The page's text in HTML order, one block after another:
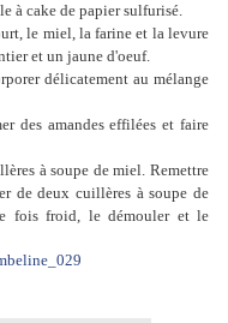
à cake de papier sulfurisé.
le miel, la farine et la levure
et un jaune d'oeuf.
délicatement au mélange
des amandes effilées et faire
à soupe de miel. Remettre
de deux cuillères à soupe de
fois froid, le démouler et le